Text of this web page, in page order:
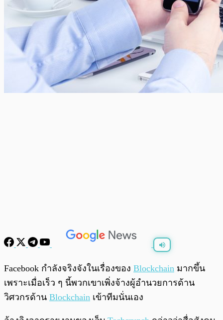
พร้อมเล่น 0:00
Facebook กำลังจริงจังในเรื่องของ Blockchain มากขึ้น
เพราะเมื่อเร็ว ๆ นี้พวกเขาเพิ่งจ้างผู้อำนวยการด้าน
วิศวกรด้าน Blockchain เข้าทีมนั่นเอง